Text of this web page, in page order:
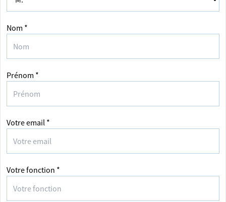
Nom *
Prénom *
Votre email *
Votre fonction *